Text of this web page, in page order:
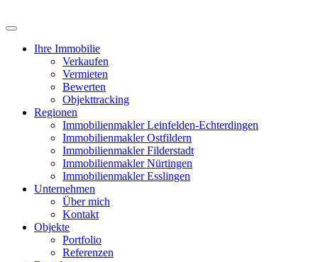
Inhalt
Ihre Immobilie
Verkaufen
Vermieten
Bewerten
Objekttracking
Regionen
Immobilienmakler Leinfelden-Echterdingen
Immobilienmakler Ostfildern
Immobilienmakler Filderstadt
Immobilienmakler Nürtingen
Immobilienmakler Esslingen
Unternehmen
Über mich
Kontakt
Objekte
Portfolio
Referenzen